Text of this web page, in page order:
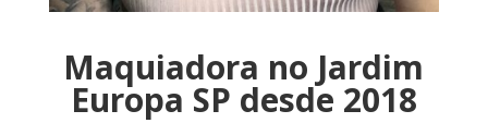
Maquiadora no Jardim
Europa SP desde 2018